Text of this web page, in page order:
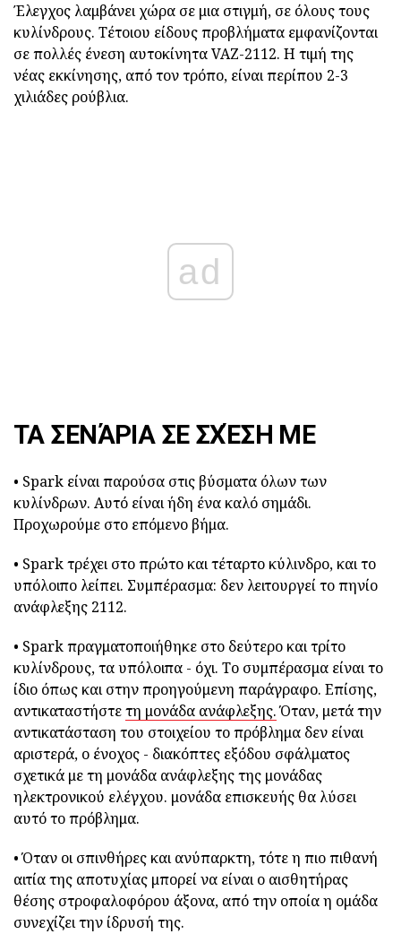
Έλεγχος λαμβάνει χώρα σε μια στιγμή, σε όλους τους
κυλίνδρους. Τέτοιου είδους προβλήματα εμφανίζονται
σε πολλές ένεση αυτοκίνητα VAZ-2112. Η τιμή της
νέας εκκίνησης, από τον τρόπο, είναι περίπου 2-3
χιλιάδες ρούβλια.
ad
ΤΑ ΣΕΝΆΡΙΑ ΣΕ ΣΧΈΣΗ ΜΕ
• Spark είναι παρούσα στις βύσματα όλων των
κυλίνδρων. Αυτό είναι ήδη ένα καλό σημάδι.
Προχωρούμε στο επόμενο βήμα.
• Spark τρέχει στο πρώτο και τέταρτο κύλινδρο, και το
υπόλοιπο λείπει. Συμπέρασμα: δεν λειτουργεί το πηνίο
ανάφλεξης 2112.
• Spark πραγματοποιήθηκε στο δεύτερο και τρίτο
κυλίνδρους, τα υπόλοιπα - όχι. Το συμπέρασμα είναι το
ίδιο όπως και στην προηγούμενη παράγραφο. Επίσης,
αντικαταστήστετη μονάδα ανάφλεξης.Όταν, μετά την
αντικατάσταση του στοιχείου το πρόβλημα δεν είναι
αριστερά, ο ένοχος - διακόπτες εξόδου σφάλματος
σχετικά με τη μονάδα ανάφλεξης της μονάδας
ηλεκτρονικού ελέγχου. μονάδα επισκευής θα λύσει
αυτό το πρόβλημα.
• Όταν οι σπινθήρες και ανύπαρκτη, τότε η πιο πιθανή
αιτία της αποτυχίας μπορεί να είναι ο αισθητήρας
θέσης στροφαλοφόρου άξονα, από την οποία η ομάδα
συνεχίζει την ίδρυσή της.